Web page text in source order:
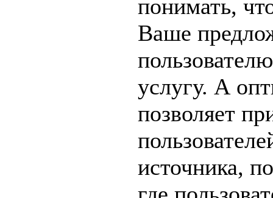
понимать,
Ваше
услугу. А
позволяет
источника,